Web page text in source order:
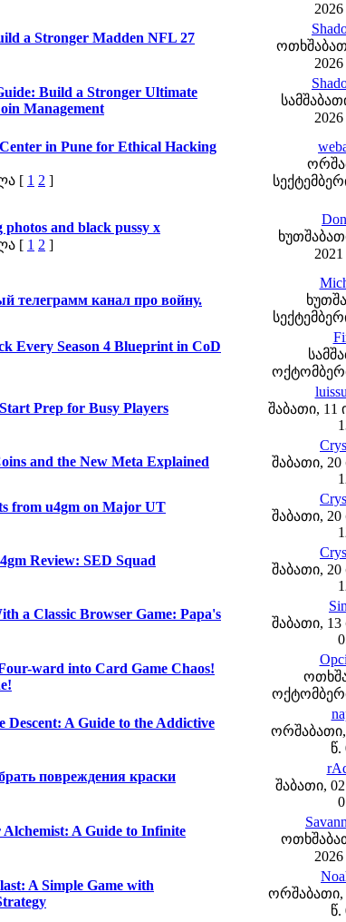
a Stronger Madden NFL 27
2026
Build a Stronger Ultimate
Management
in Pune for Ethical Hacking
[ 1 2 ]
and black pussy x
[ 1 2 ]
2021
телеграмм канал про войну.
Every Season 4 Blueprint in CoD
Prep for Busy Players
შაბათი, 11
and the New Meta Explained
შაბათი, 20
from u4gm on Major UT
შაბათი, 20
Review: SED Squad
შაბათი, 20
a Classic Browser Game: Papa's
შაბათი, 13
ward into Card Game Chaos!
Descent: A Guide to the Addictive
ორშაბათი,
წ.
повреждения краски
შაბათი, 02
A Guide to Infinite
A Simple Game with
ორშაბათი,
წ.